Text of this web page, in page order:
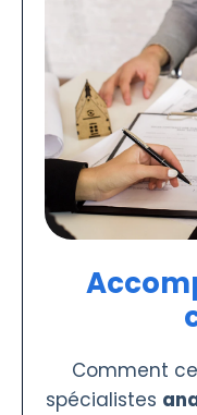
Comment
spécialistes